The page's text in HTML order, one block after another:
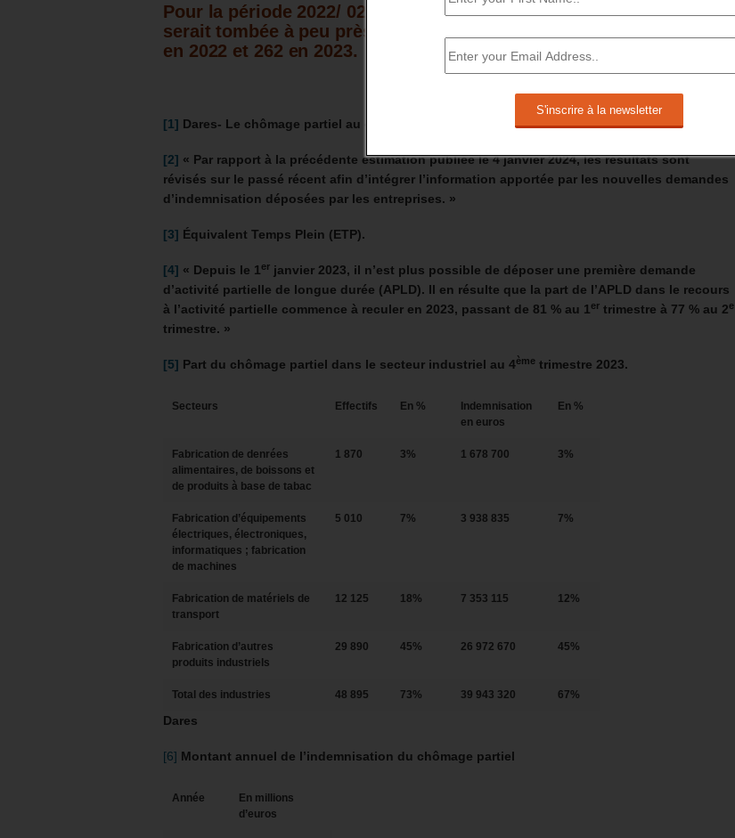
Pour la période 2022/ 023, l’indemnisation du chômage partiel
serait tombée à peu près un milliard d’euros : 734 millions d’euros
en 2022 et 262 en 2023.
[1] Dares- Le chômage partiel au 4 trimestre 2023 – 21 mars 2024
[2] « Par rapport à la précédente estimation publiée le 4 janvier 2024, les résultats sont
révisés sur le passé récent afin d’intégrer l’information apportée par les nouvelles demandes
d’indemnisation déposées par les entreprises. »
[3] Équivalent Temps Plein (ETP).
[4] « Depuis le 1 er janvier 2023, il n’est plus possible de déposer une première demande
d’activité partielle de longue durée (APLD). Il en résulte que la part de l’APLD dans le recours
à l’activité partielle commence à reculer en 2023, passant de 81 % au 1 er trimestre à 77 % au 2e
trimestre. »
[5] Part du chômage partiel dans le secteur industriel au 4ème trimestre 2023.
Secteurs Effectifs En %
Indemnisation
en euros
En %
Fabrication de denrées
alimentaires, de boissons et
de produits à base de tabac
1 870 3% 1 678 700 3%
Fabrication d’équipements
électriques, électroniques,
informatiques ; fabrication
de machines
5 010 7% 3 938 835 7%
Fabrication de matériels de
transport
12 125 18% 7 353 115 12%
Fabrication d’autres
produits industriels
29 890 45% 26 972 670 45%
Total des industries 48 895 73% 39 943 320 67%
Dares
[6] Montant annuel de l’indemnisation du chômage partiel
Année
En millions
d’euros